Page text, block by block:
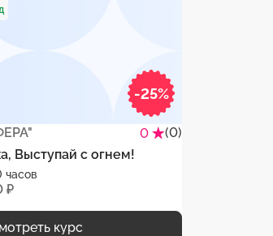
-25%
0
(0)
Выступай с огнем!
часов
₽
курс